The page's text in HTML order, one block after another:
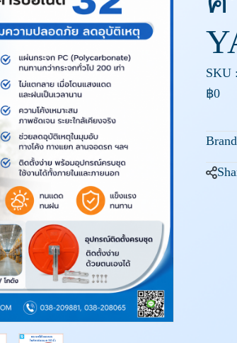
SKU
฿0